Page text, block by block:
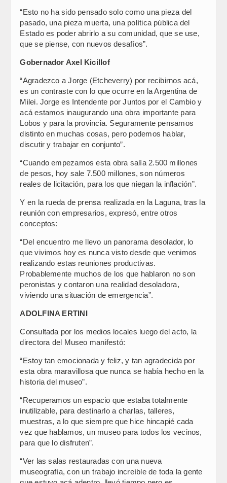
“Esto no ha sido pensado solo como una pieza del
pasado, una pieza muerta, una política pública del
Estado es poder abrirlo a su comunidad, que se use,
que se piense, con nuevos desafíos”.
Gobernador Axel Kicillof
“Agradezco a Jorge (Etcheverry) por recibirnos acá,
es un contraste con lo que ocurre en la Argentina de
Milei. Jorge es Intendente por Juntos por el Cambio y
acá estamos inaugurando una obra importante para
Lobos y para la provincia. Seguramente pensamos
distinto en muchas cosas, pero podemos hablar,
discutir y trabajar en conjunto”.
“Cuando empezamos esta obra salía 2.500 millones
de pesos, hoy sale 7.500 millones, son números
reales de licitación, para los que niegan la inflación”.
Y en la rueda de prensa realizada en la Laguna, tras la
reunión con empresarios, expresó, entre otros
conceptos:
“Del encuentro me llevo un panorama desolador, lo
que vivimos hoy es nunca visto desde que venimos
realizando estas reuniones productivas.
Probablemente muchos de los que hablaron no son
peronistas y contaron una realidad desoladora,
viviendo una situación de emergencia”.
ADOLFINA ERTINI
Consultada por los medios locales luego del acto, la
directora del Museo manifestó:
“Estoy tan emocionada y feliz, y tan agradecida por
esta obra maravillosa que nunca se había hecho en la
historia del museo”.
“Recuperamos un espacio que estaba totalmente
inutilizable, para destinarlo a charlas, talleres,
muestras, a lo que siempre que hice hincapié cada
vez que hablamos, un museo para todos los vecinos,
para que lo disfruten”.
“Ver las salas restauradas con una nueva
museografía, con un trabajo increíble de toda la gente